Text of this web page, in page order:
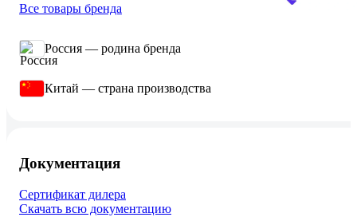
Все товары бренда
Россия — родина бренда
Китай — страна производства
Документация
Сертификат дилера
Скачать всю документацию